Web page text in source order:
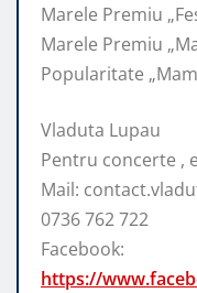
Marele Premiu
Marele Premiu
Popularitate
Vladuta Lupau
Pentru concerte ,
Mail:
0736 762 722
Facebook:
https://